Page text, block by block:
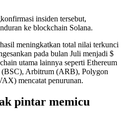
insiden tersebut,
ke blockchain Solana.
meningkatkan total nilai terkunci
pada bulan Juli menjadi $
utama lainnya seperti Ethereum
Arbitrum (ARB), Polygon
mencatat penurunan.
pintar memicu